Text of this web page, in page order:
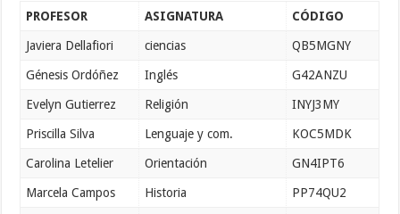
PROFESOR ASIGNATURA CÓDIGO
Javiera Dellafiori ciencias QB5MGNY
Génesis Ordóñez Inglés G42ANZU
Evelyn Gutierrez Religión INYJ3MY
Priscilla Silva Lenguaje y com. KOC5MDK
Carolina Letelier Orientación GN4IPT6
Marcela Campos Historia PP74QU2